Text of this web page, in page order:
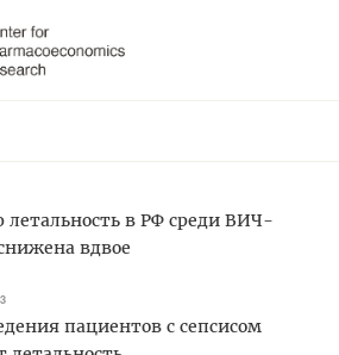
летальность в РФ среди ВИЧ-
вдвое
пациентов с сепсисом